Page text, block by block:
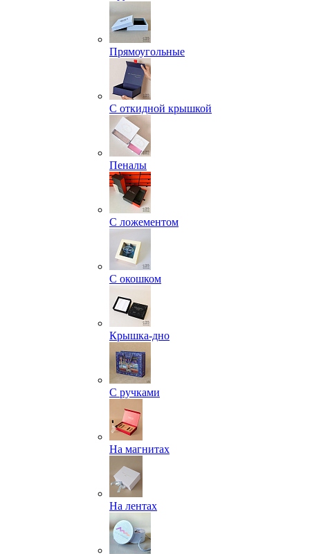
Прямоугольные
С откидной крышкой
Пеналы
С ложементом
С окошком
Крышка-дно
С ручками
На магнитах
На лентах